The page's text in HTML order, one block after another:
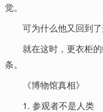
觉。
可为什么他又回到了
就在这时，更衣柜
条。
《博物馆真相》
1. 参观者不是人类